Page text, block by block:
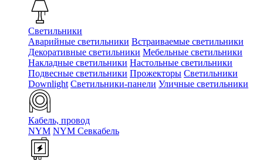
Светильники
Аварийные светильники Встраиваемые светильники
Декоративные светильники Мебельные светильники
Накладные светильники Настольные светильники
Подвесные светильники Прожекторы Светильники
Downlight Светильники-панели Уличные светильники
Кабель, провод
NYM NYM Севкабель